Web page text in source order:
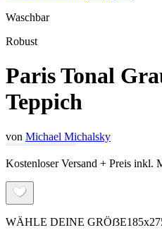
Waschbar
Robust
Paris Tonal
Teppich
von Michael Michalsky
Kostenloser Versand + Preis inkl.
WÄHLE DEINE GRÖẞE